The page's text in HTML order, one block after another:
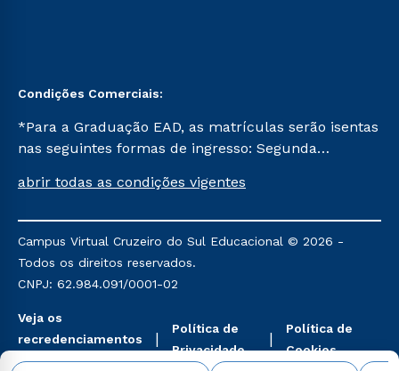
Condições Comerciais:
*Para a Graduação EAD, as matrículas serão isentas
nas seguintes formas de ingresso: Segunda
Já para as demais, a taxa de matrícula será de R$
mencionadas são referentes aos cursos: Ensino
Religioso, Geografia para a Docência e Metodologia
do Ensino de História: Questões Atuais.
abrir todas as condições vigentes
Campus Virtual Cruzeiro do Sul Educacional © 2026 -
Todos os direitos reservados.
CNPJ: 62.984.091/0001-02
Veja os
recredenciamentos
aqui
Política de
Privacidade
Política de
Cookies